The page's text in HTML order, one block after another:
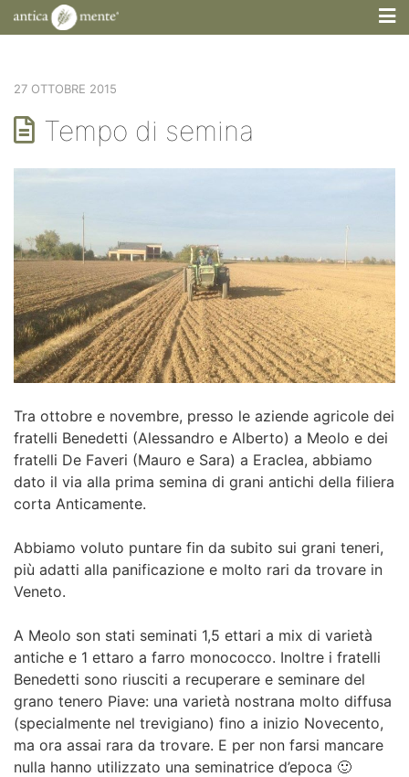
27 OTTOBRE 2015
Tempo di semina
Tra ottobre e novembre, presso le aziende agricole dei
fratelli Benedetti (Alessandro e Alberto) a Meolo e dei
fratelli De Faveri (Mauro e Sara) a Eraclea, abbiamo
dato il via alla prima semina di grani antichi della filiera
corta Anticamente.
Abbiamo voluto puntare fin da subito sui grani teneri,
più adatti alla panificazione e molto rari da trovare in
Veneto.
A Meolo son stati seminati 1,5 ettari a mix di varietà
antiche e 1 ettaro a farro monococco. Inoltre i fratelli
Benedetti sono riusciti a recuperare e seminare del
grano tenero Piave: una varietà nostrana molto diffusa
(specialmente nel trevigiano) fino a inizio Novecento,
ma ora assai rara da trovare. E per non farsi mancare
nulla hanno utilizzato una seminatrice d’epoca 🙂